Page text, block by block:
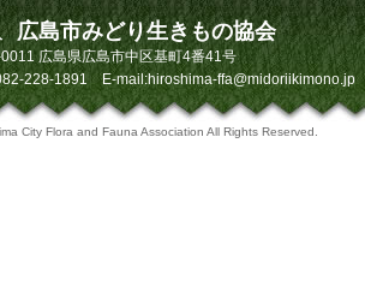
広島市みどり生きもの協会
広島県広島市中区基町4番41号
228-1891 E-mail:hiroshima-ffa@midoriikimono.jp
City Flora and Fauna Association All Rights Reserved.